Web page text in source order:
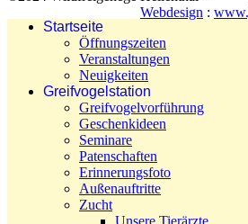
Webdesign :
Startseite
Öffnungszeiten
Veranstaltungen
Neuigkeiten
Greifvogelstation
Greifvogelvorführung
Geschenkideen
Seminare
Patenschaften
Erinnerungsfoto
Außenauftritte
Zucht